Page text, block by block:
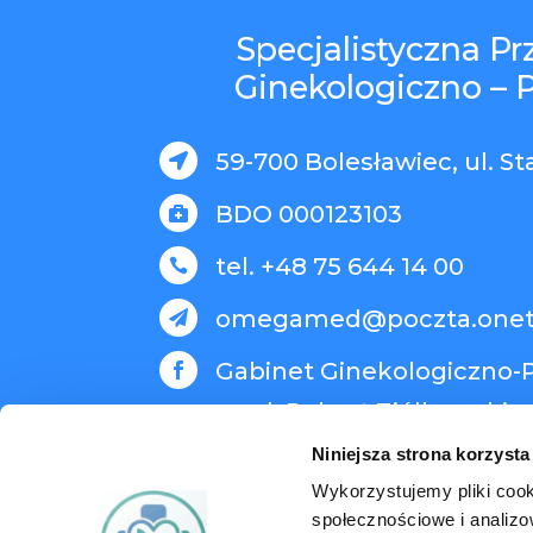
Niniejsza strona
Wykorzystujemy pliki
społecznościowe i
Specjalistyczna
Ginekologiczno –
 59-700 Bolesławiec, ul.
 BDO 000123103
 tel. +48 75 644 14 00


Gabinet Ginekologiczno-
med. Robert Ziółkowski